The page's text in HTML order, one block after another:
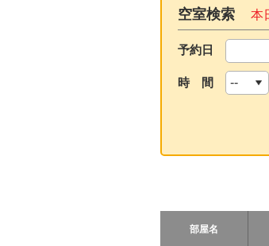
空室検索 本
予約日
時 間
部屋名